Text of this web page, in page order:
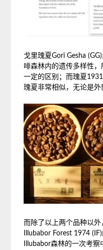
戈里瑰夏Gori Gesha
啡森林内的遗传多样性
一定的区别；而瑰夏
瑰夏非常相似，无论是外
而除了以上两个品种以
Illubabor Forest 1974
Illubabor森林的一次考